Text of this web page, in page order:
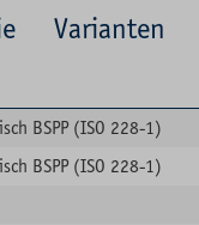
Varianten
BSPP (ISO 228-1)
BSPP (ISO 228-1)